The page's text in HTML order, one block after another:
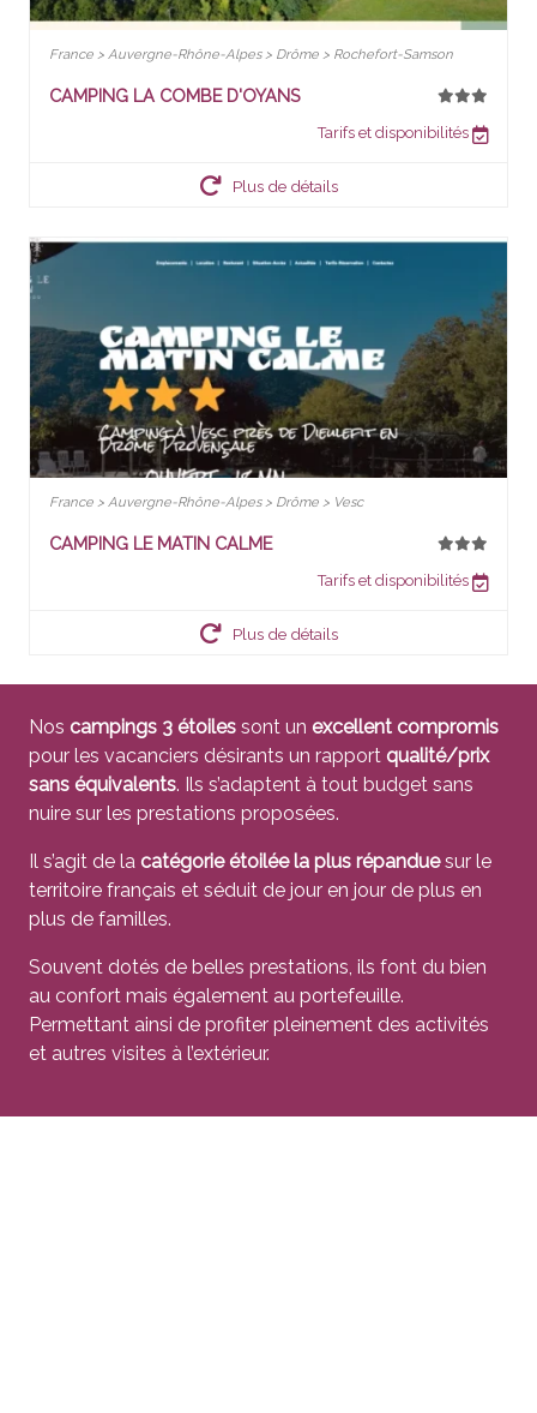
France > Auvergne-Rhône-Alpes > Drôme > Rochefort-Samson
CAMPING LA COMBE D'OYANS
Tarifs et disponibilités
Plus de détails
France > Auvergne-Rhône-Alpes > Drôme > Vesc
CAMPING LE MATIN CALME
Tarifs et disponibilités
Plus de détails
Nos campings 3 étoiles sont un excellent compromis
pour les vacanciers désirants un rapport qualité/prix
sans équivalents. Ils s’adaptent à tout budget sans
nuire sur les prestations proposées.
Il s’agit de la catégorie étoilée la plus répanduesur le
territoire français et séduit de jour en jour de plus en
plus de familles.
Souvent dotés de belles prestations, ils font du bien
au confort mais également au portefeuille.
Permettant ainsi de profiter pleinement des activités
et autres visites à l’extérieur.